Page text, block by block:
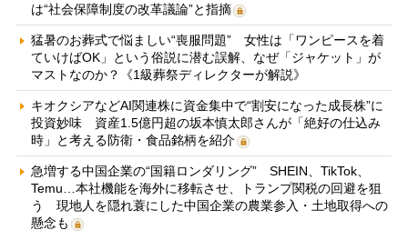
は“社会保障制度の改革議論”と指摘
猛暑のお葬式で悩ましい“喪服問題” 女性は「ワンピースを着
ていけばOK」という俗説に潜む誤解、なぜ「ジャケット」が
マストなのか？《1級葬祭ディレクターが解説》
キオクシアなどAI関連株に資金集中で“割安になった成長株”に
投資妙味 資産1.5億円超の坂本慎太郎さんが「絶好の仕込み
時」と考える防衛・食品銘柄を紹介
急増する中国企業の“国籍ロンダリング” SHEIN、TikTok、
Temu…本社機能を海外に移転させ、トランプ関税の回避を狙
う 現地人を隠れ蓑にした中国企業の農業参入・土地取得への
懸念も